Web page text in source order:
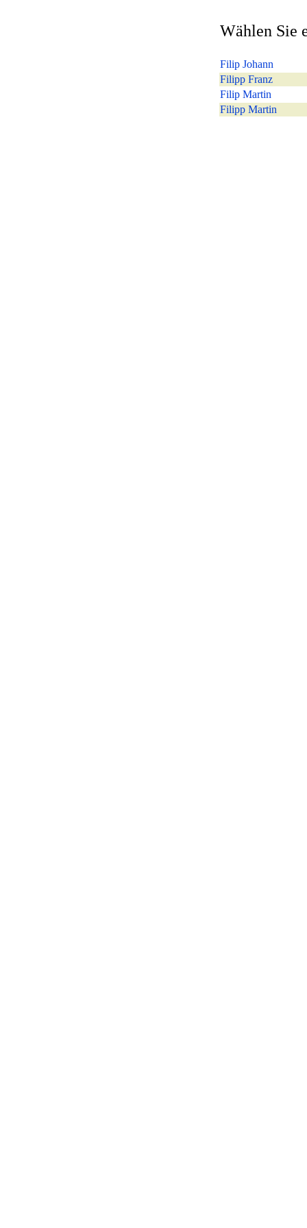
Wählen Sie
Filip Johann
Filipp Franz
Filip Martin
Filipp Martin